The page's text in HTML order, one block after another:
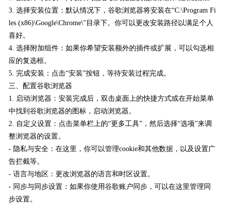
3. 选择安装位置：默认情况下，谷歌浏览器将安装在“C:\Program Fi
les (x86)\Google\Chrome\"目录下。你可以更改安装路径以满足个人
喜好。
4. 选择附加组件：如果你希望安装额外的插件或扩展，可以勾选相
应的复选框。
5. 完成安装：点击“安装”按钮，等待安装过程完成。
三、配置谷歌浏览器
1. 启动浏览器：安装完成后，双击桌面上的快捷方式或在开始菜单
中找到谷歌浏览器的图标，启动浏览器。
2. 自定义设置：点击菜单栏上的“更多工具”，然后选择“选项”来调
整浏览器的设置。
- 隐私与安全：在这里，你可以管理cookie和其他数据，以及设置广
告拦截等。
- 语言与地区：更改浏览器的语言和时区设置。
- 同步与同步设置：如果你使用谷歌账户同步，可以在这里管理同
步设置。